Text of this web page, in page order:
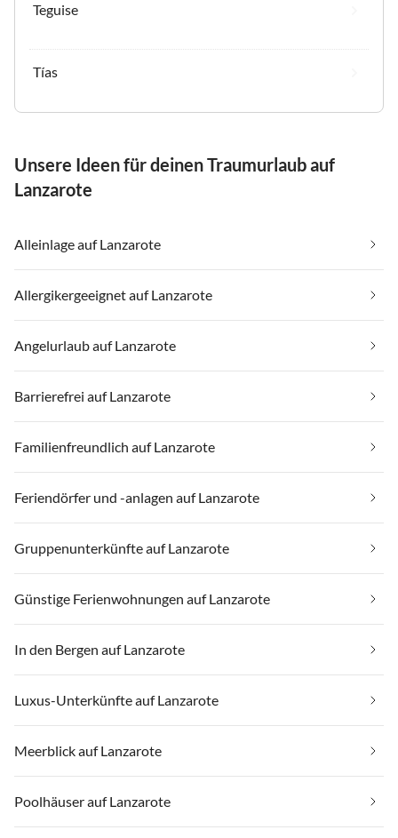
Teguise
Tías
Unsere Ideen für deinen Traumurlaub auf
Lanzarote
Alleinlage auf Lanzarote
Allergikergeeignet auf Lanzarote
Angelurlaub auf Lanzarote
Barrierefrei auf Lanzarote
Familienfreundlich auf Lanzarote
Feriendörfer und -anlagen auf Lanzarote
Gruppenunterkünfte auf Lanzarote
Günstige Ferienwohnungen auf Lanzarote
In den Bergen auf Lanzarote
Luxus-Unterkünfte auf Lanzarote
Meerblick auf Lanzarote
Poolhäuser auf Lanzarote